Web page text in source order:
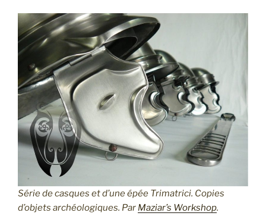
Série de casques et d’une épée Trimatrici. Copies
d’objets archéologiques. Par Maziar’s Workshop.